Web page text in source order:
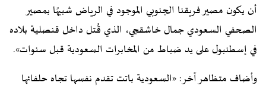
أن يكون مصير فريقنا الجنوبي الموجود في الرياض شبيهًا بمصير
الصحفي السعودي جمال خاشقجي، الذي قُتل داخل قنصلية بلاده
في إسطنبول على يد ضباط من المخابرات السعودية قبل سنوات».
وأضاف متظاهر آخر: «السعودية باتت تقدم نفسها تجاه حلفائها